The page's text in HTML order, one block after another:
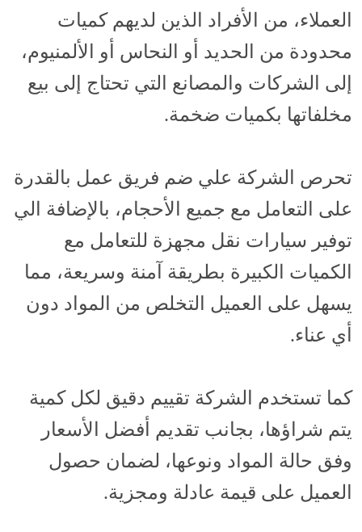
العملاء، من الأفراد الذين لديهم كميات
محدودة من الحديد أو النحاس أو الألمنيوم،
إلى الشركات والمصانع التي تحتاج إلى بيع
مخلفاتها بكميات ضخمة.
تحرص الشركة علي ضم فريق عمل بالقدرة
على التعامل مع جميع الأحجام، بالإضافة الي
توفير سيارات نقل مجهزة للتعامل مع
الكميات الكبيرة بطريقة آمنة وسريعة، مما
يسهل على العميل التخلص من المواد دون
أي عناء.
كما تستخدم الشركة تقييم دقيق لكل كمية
يتم شراؤها، بجانب تقديم أفضل الأسعار
وفق حالة المواد ونوعها، لضمان حصول
العميل على قيمة عادلة ومجزية.